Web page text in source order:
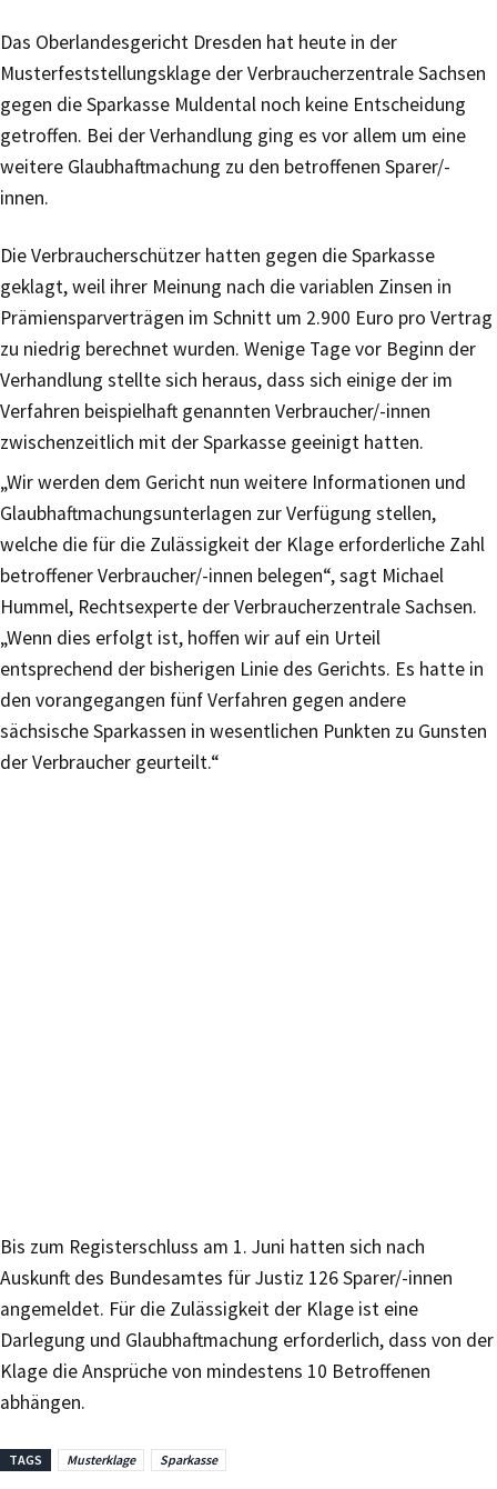
Das Oberlandesgericht Dresden hat heute in der
Musterfeststellungsklage der Verbraucherzentrale Sachsen
gegen die Sparkasse Muldental noch keine Entscheidung
getroffen. Bei der Verhandlung ging es vor allem um eine
weitere Glaubhaftmachung zu den betroffenen Sparer/-
innen.
Die Verbraucherschützer hatten gegen die Sparkasse
geklagt, weil ihrer Meinung nach die variablen Zinsen in
Prämiensparverträgen im Schnitt um 2.900 Euro pro Vertrag
zu niedrig berechnet wurden. Wenige Tage vor Beginn der
Verhandlung stellte sich heraus, dass sich einige der im
Verfahren beispielhaft genannten Verbraucher/-innen
zwischenzeitlich mit der Sparkasse geeinigt hatten.
„Wir werden dem Gericht nun weitere Informationen und
Glaubhaftmachungsunterlagen zur Verfügung stellen,
welche die für die Zulässigkeit der Klage erforderliche Zahl
betroffener Verbraucher/-innen belegen“, sagt Michael
Hummel, Rechtsexperte der Verbraucherzentrale Sachsen.
„Wenn dies erfolgt ist, hoffen wir auf ein Urteil
entsprechend der bisherigen Linie des Gerichts. Es hatte in
den vorangegangen fünf Verfahren gegen andere
sächsische Sparkassen in wesentlichen Punkten zu Gunsten
der Verbraucher geurteilt.“
Bis zum Registerschluss am 1. Juni hatten sich nach
Auskunft des Bundesamtes für Justiz 126 Sparer/-innen
angemeldet. Für die Zulässigkeit der Klage ist eine
Darlegung und Glaubhaftmachung erforderlich, dass von der
Klage die Ansprüche von mindestens 10 Betroffenen
abhängen.
TAGS Musterklage Sparkasse